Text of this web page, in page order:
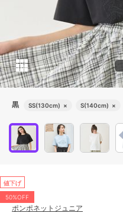
黒 SS(130cm) × S(140cm) ×
値下げ
50%OFF
ポンポネットジュニア